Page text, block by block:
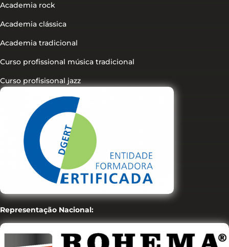
Academia rock
Academia clássica
Academia tradicional
Curso profissional música tradicional
Curso profisisonal jazz
Representação Nacional: